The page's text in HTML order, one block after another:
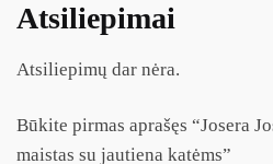
Atsiliepimai
Atsiliepimų dar nėra.
Būkite pirmas aprašęs “Josera
maistas su jautiena katėms”